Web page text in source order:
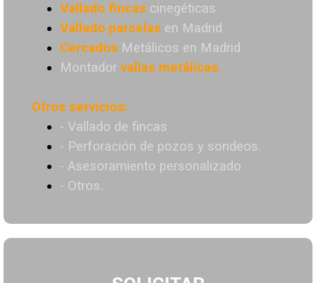
Vallado fincas cinegéticas
Vallado parcelas en Madrid
Cercados Metálicos en Madrid
Montador vallas metálicas.
Otros servicios:
- Vallado de fincas
- Perforación de pozos y sondeos.
- Asesoramiento personalizado
- Otros.